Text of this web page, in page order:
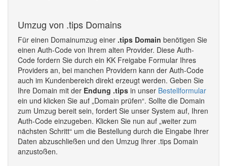
Umzug von .tips Domains
Für einen Domainumzug einer .tips Domain benötigen Sie
einen Auth-Code von Ihrem alten Provider. Diese Auth-
Code fordern Sie durch ein KK Freigabe Formular Ihres
Providers an, bei manchen Providern kann der Auth-Code
auch im Kundenbereich direkt erzeugt werden. Geben Sie
Ihre Domain mit der Endung .tips in unser Bestellformular
ein und klicken Sie auf „Domain prüfen“. Sollte die Domain
zum Umzug bereit sein, fordert Sie unser System auf, Ihren
Auth-Code einzugeben. Klicken Sie nun auf „weiter zum
nächsten Schritt“ um die Bestellung durch die Eingabe Ihrer
Daten abzuschließen und den Umzug Ihrer .tips Domain
anzustoßen.